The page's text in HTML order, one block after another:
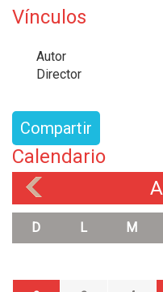
Vínculos
Autor
Director
Compartir
Calendario
D L M